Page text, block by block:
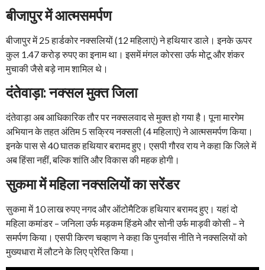
बीजापुर में आत्मसमर्पण
बीजापुर में 25 हार्डकोर नक्सलियों (12 महिलाएं) ने हथियार डाले। इनके ऊपर
कुल 1.47 करोड़ रुपए का इनाम था। इसमें मंगल कोरसा उर्फ मोटू और शंकर
मुचाकी जैसे बड़े नाम शामिल थे।
दंतेवाड़ा: नक्सल मुक्त जिला
दंतेवाड़ा अब आधिकारिक तौर पर नक्सलवाद से मुक्त हो गया है। पूना मारगेम
अभियान के तहत अंतिम 5 सक्रिय नक्सली (4 महिलाएं) ने आत्मसमर्पण किया।
इनके पास से 40 घातक हथियार बरामद हुए। एसपी गौरव राय ने कहा कि जिले में
अब हिंसा नहीं, बल्कि शांति और विकास की महक होगी।
सुकमा में महिला नक्सलियों का सरेंडर
सुकमा में 10 लाख रुपए नगद और ऑटोमैटिक हथियार बरामद हुए। यहां दो
महिला कमांडर – जनिला उर्फ मड़कम हिंडमे और सोनी उर्फ माड़वी कोसी – ने
समर्पण किया। एसपी किरण चव्हाण ने कहा कि पुनर्वास नीति ने नक्सलियों को
मुख्यधारा में लौटने के लिए प्रेरित किया।